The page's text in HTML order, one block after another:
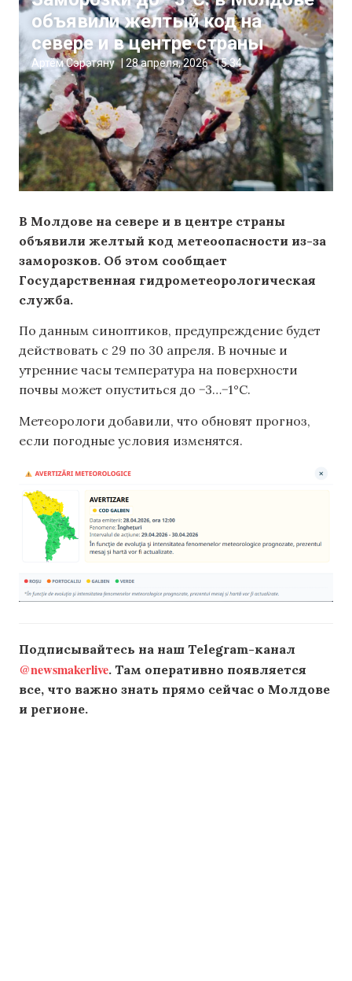
объявили желтый код на
севере и в центре страны
Артём Сэрэтяну 28 апреля, 2026 15:34
В Молдове на севере и в центре страны
объявили желтый код метеоопасности из-за
заморозков. Об этом сообщает
Государственная гидрометеорологическая
служба.
По данным синоптиков, предупреждение будет
действовать с 29 по 30 апреля. В ночные и
утренние часы температура на поверхности
почвы может опуститься до −3…−1°C.
Метеорологи добавили, что обновят прогноз,
если погодные условия изменятся.
Подписывайтесь на наш Telegram-канал
@newsmakerlive. Там оперативно появляется
все, что важно знать прямо сейчас о Молдове
и регионе.